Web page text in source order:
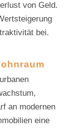
von Geld.
bei.
an modernen
eine